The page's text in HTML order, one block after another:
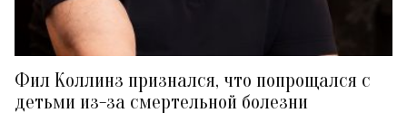
Фил Коллинз признался, что попрощался с
детьми из-за смертельной болезни